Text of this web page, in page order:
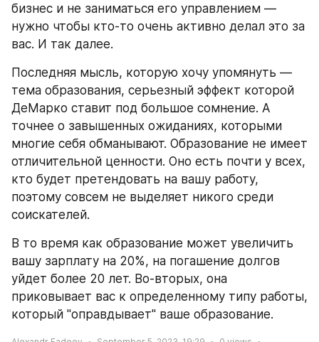
бизнес и не заниматься его управлением —
нужно чтобы кто-то очень активно делал это за
вас. И так далее.
Последняя мысль, которую хочу упомянуть —
тема образования, серьезный эффект которой
ДеМарко ставит под большое сомнение. А
точнее о завышенных ожиданиях, которыми
многие себя обманывают. Образование не имеет
отличительной ценности. Оно есть почти у всех,
кто будет претендовать на вашу работу,
поэтому совсем не выделяет никого среди
соискателей.
В то время как образование может увеличить
вашу зарплату на 20%, на погашение долгов
уйдет более 20 лет. Во-вторых, она
приковывает вас к определенному типу работы,
который "оправдывает" ваше образование.